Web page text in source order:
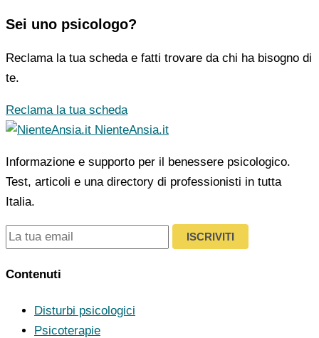
Sei uno psicologo?
Reclama la tua scheda e fatti trovare da chi ha bisogno di
te.
Reclama la tua scheda
NienteAnsia.it
Informazione e supporto per il benessere psicologico.
Test, articoli e una directory di professionisti in tutta
Italia.
ISCRIVITI
Contenuti
Disturbi psicologici
Psicoterapie